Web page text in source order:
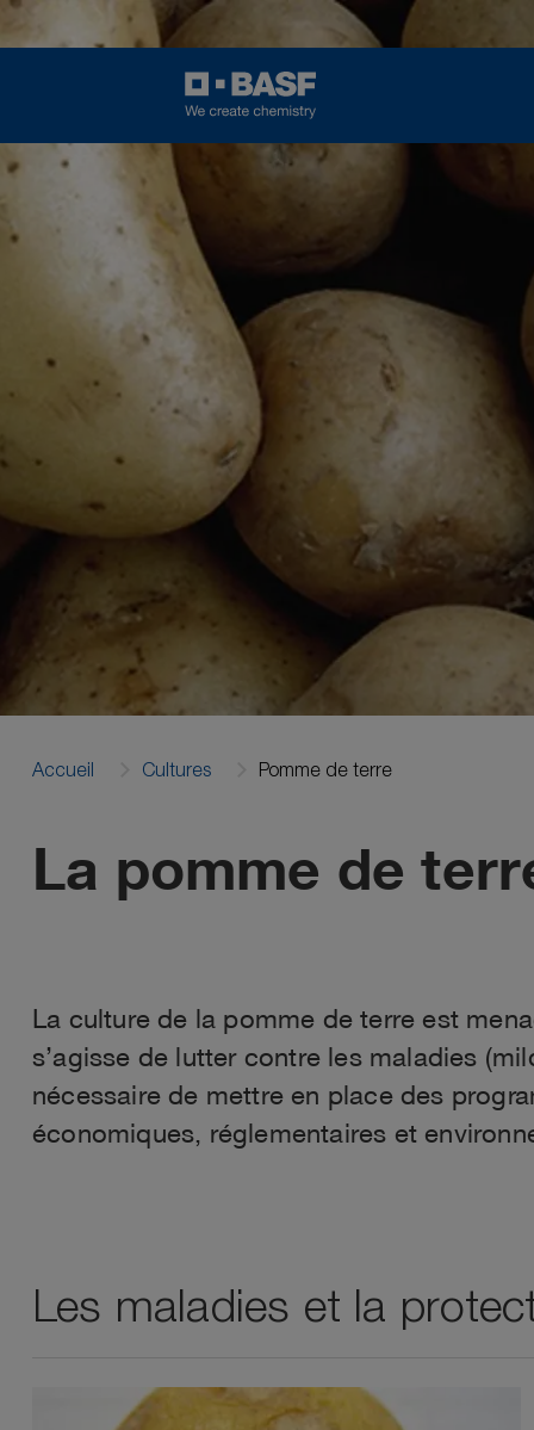
Accueil Cultures Pomme de terre
La pomme de
La culture de la pomme de terre est
s’agisse de lutter contre les maladies
nécessaire de mettre en place des
économiques, réglementaires et
Les maladies et la